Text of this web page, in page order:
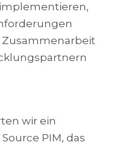
wir ein
PIM, das